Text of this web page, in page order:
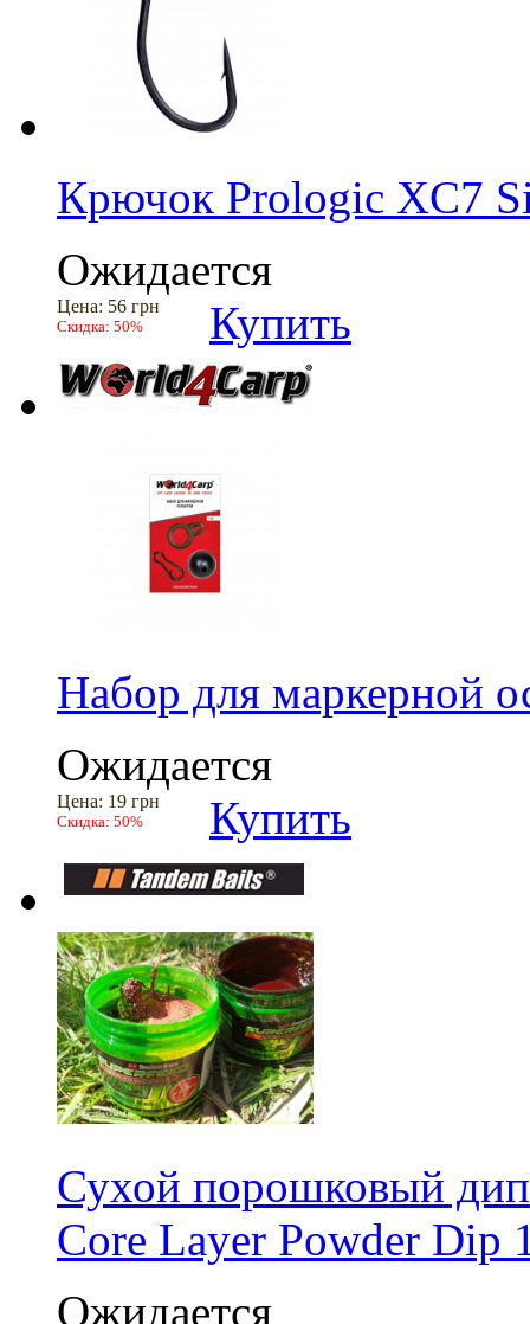
Крючок Prologic XC7
Ожидается
Цена: 56 грн
Скидка: 50% Купить
Набор для маркерной
Ожидается
Цена: 19 грн
Скидка: 50% Купить
Сухой порошковый
Core Layer Powder Dip
Ожидается